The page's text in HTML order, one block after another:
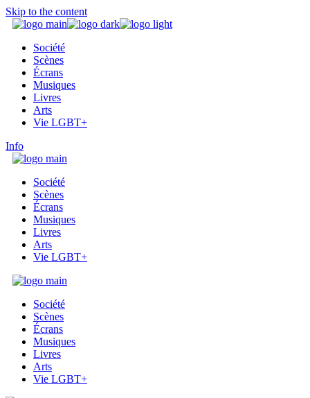
Skip to the content
Société
Scènes
Écrans
Musiques
Livres
Arts
Vie LGBT+
Info
Société
Scènes
Écrans
Musiques
Livres
Arts
Vie LGBT+
Société
Scènes
Écrans
Musiques
Livres
Arts
Vie LGBT+